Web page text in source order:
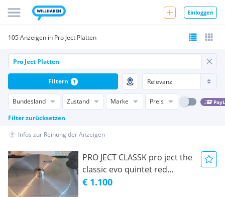
Einloggen
105 Anzeigen in Pro Ject Platten
Bundesland Zustand Marke Preis
Filter zurücksetzen
Filtern 1
Infos zur Reihung der Anzeigen
PRO JECT CLASSK pro ject the
classic evo quintet red
Plattenspieler
€ 1.100